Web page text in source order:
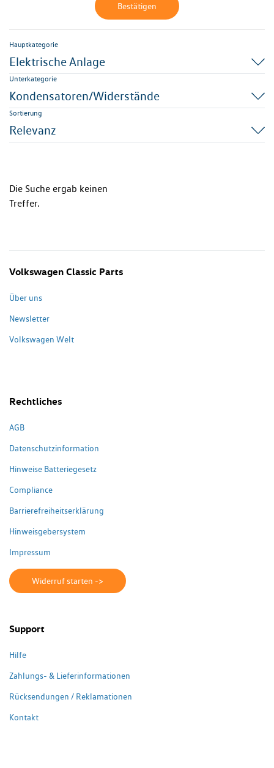
Bestätigen
Hauptkategorie
Elektrische Anlage
Unterkategorie
Kondensatoren/Widerstände
Sortierung
Relevanz
Die Suche ergab keinen
Treffer.
Volkswagen Classic Parts
Über uns
Newsletter
Volkswagen Welt
Rechtliches
AGB
Datenschutzinformation
Hinweise Batteriegesetz
Compliance
Barrierefreiheitserklärung
Hinweisgebersystem
Impressum
Widerruf starten ->
Support
Hilfe
Zahlungs- & Lieferinformationen
Rücksendungen / Reklamationen
Kontakt